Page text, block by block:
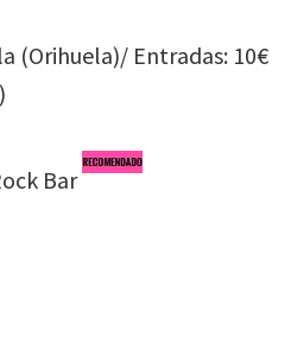
(Orihuela)/ Entradas: 10€
Bar